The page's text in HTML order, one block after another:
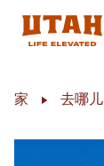
家 去哪儿